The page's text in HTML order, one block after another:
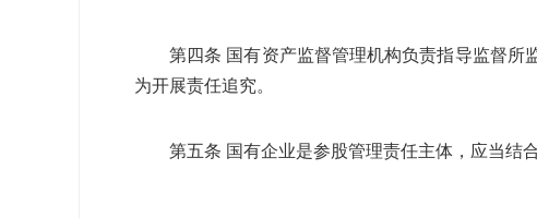
第四条 国有资产监督管理机构负责指导监督所
为开展责任追究。
第五条 国有企业是参股管理责任主体，应当结